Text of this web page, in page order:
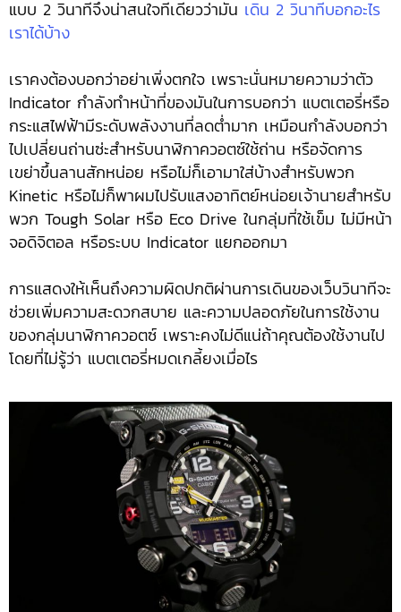
แบบ 2 วินาทีจึงน่าสนใจทีเดียวว่ามัน เดิน 2 วินาทีบอกอะไร
เราได้บ้าง
เราคงต้องบอกว่าอย่าเพิ่งตกใจ เพราะนั่นหมายความว่าตัว
Indicator กำลังทำหน้าที่ของมันในการบอกว่า แบตเตอรี่หรือ
กระแสไฟฟ้ามีระดับพลังงานที่ลดต่ำมาก เหมือนกำลังบอกว่า
ไปเปลี่ยนถ่านซ่ะสำหรับนาฬิกาควอตซ์ใช้ถ่าน หรือจัดการ
เขย่าขึ้นลานสักหน่อย หรือไม่ก็เอามาใส่บ้างสำหรับพวก
Kinetic หรือไม่ก็พาผมไปรับแสงอาทิตย์หน่อยเจ้านายสำหรับ
พวก Tough Solar หรือ Eco Drive ในกลุ่มที่ใช้เข็ม ไม่มีหน้า
จอดิจิตอล หรือระบบ Indicator แยกออกมา
การแสดงให้เห็นถึงความผิดปกติผ่านการเดินของเว็บวินาทีจะ
ช่วยเพิ่มความสะดวกสบาย และความปลอดภัยในการใช้งาน
ของกลุ่มนาฬิกาควอตซ์ เพราะคงไม่ดีแน่ถ้าคุณต้องใช้งานไป
โดยที่ไม่รู้ว่า แบตเตอรี่หมดเกลี้ยงเมื่อไร